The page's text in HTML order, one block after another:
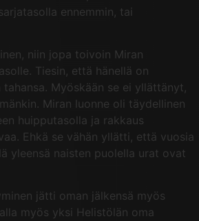
ennemmin, tai
niin jopa toivoin Miran
Tiesin, että hänellä on
Myöskään se ei yllättänyt,
Miran luonne oli täydellinen
huipputasolla ja rakkaus
Ehkä se vähän yllätti, että vuosia
yleensä naisten puolella urat ovat
jätti oman jälkensä myös
myös yksi Helistölän oma